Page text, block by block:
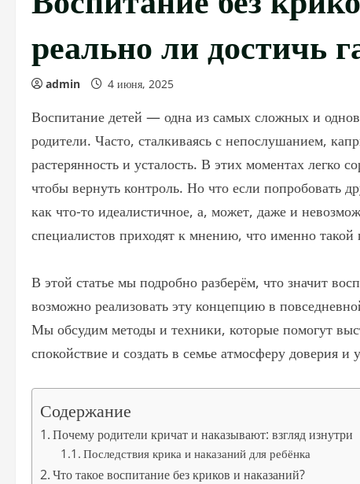
реально ли достичь
admin 4 июня, 2025
Воспитание детей — одна из самых сложных и
родители. Часто, сталкиваясь с непослушанием,
растерянность и усталость. В этих моментах легко
чтобы вернуть контроль. Но что если попробовать
как что-то идеалистичное, а, может, даже и
специалистов приходят к мнению, что именно
В этой статье мы подробно разберём, что значит
возможно реализовать эту концепцию в
Мы обсудим методы и техники, которые помогут
спокойствие и создать в семье атмосферу доверия
Содержание
Почему родители кричат и наказывают: взгляд изнутри
Последствия крика и наказаний для ребёнка
Что такое воспитание без криков и наказаний?